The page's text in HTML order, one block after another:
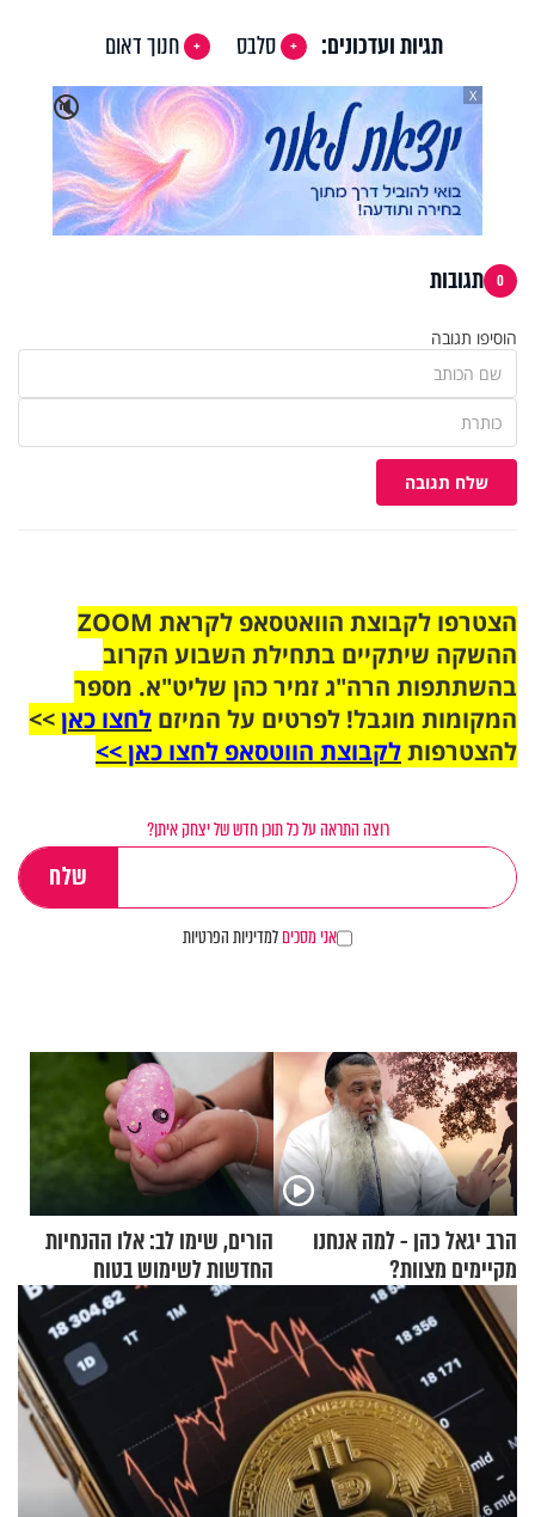
תגיות ועדכונים: סלבס
חנוך דאום
🔇
X
0 תגובות
הוסיפו תגובה
שלח תגובה
הצטרפו לקבוצת הוואטסאפ לקראת ZOOM
ההשקה שיתקיים בתחילת השבוע הקרוב
בהשתתפות הרה"ג זמיר כהן שליט"א. מספר
המקומות מוגבל! לפרטים על המיזם לחצו כאן>>
להצטרפותלקבוצת הווטסאפ לחצו כאן >>
רוצה התראה על כל תוכן חדש של יצחק איתן?
אני מסכיםלמדיניות הפרטיות
הרב יגאל כהן - למה אנחנו
מקיימים מצוות?
הורים, שימו לב: אלו ההנחיות
החדשות לשימוש בטוח
בסקווישי לאחר מקרי אשפוז